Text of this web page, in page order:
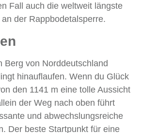
Fall auch die weltweit längste
der Rappbodetalsperre.
Berg von Norddeutschland
hinauflaufen. Wenn du Glück
den 1141 m eine tolle Aussicht
der Weg nach oben führt
und abwechslungsreiche
Der beste Startpunkt für eine